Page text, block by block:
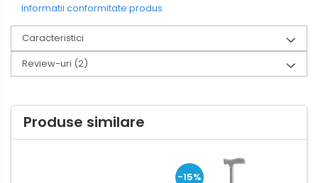
Informatii conformitate produs
Caracteristici
Review-uri (2)
Produse similare
-15%